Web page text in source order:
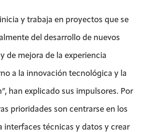
y trabaja en proyectos que se
del desarrollo de nuevos
de mejora de la experiencia
a la innovación tecnológica y la
han explicado sus impulsores. Por
prioridades son centrarse en los
interfaces técnicas y datos y crear